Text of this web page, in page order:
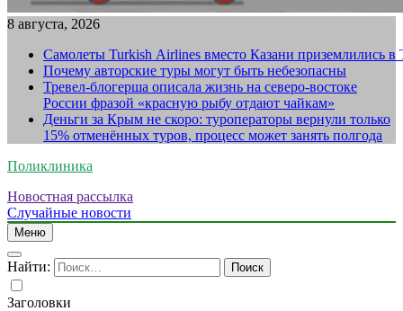
8 августа, 2026
Самолеты Turkish Airlines вместо Казани приземлились в
Почему авторские туры могут быть небезопасны
Тревел-блогерша описала жизнь на северо-востоке
России фразой «красную рыбу отдают чайкам»
Деньги за Крым не скоро: туроператоры вернули только
15% отменённых туров, процесс может занять полгода
Поликлиника
Новостная рассылка
Случайные новости
Меню
Найти:
Заголовки